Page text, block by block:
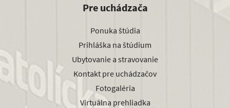
Pre uchádzača
Ponuka štúdia
Prihláška na štúdium
Ubytovanie a stravovanie
Kontakt pre uchádzačov
Fotogaléria
Virtuálna prehliadka